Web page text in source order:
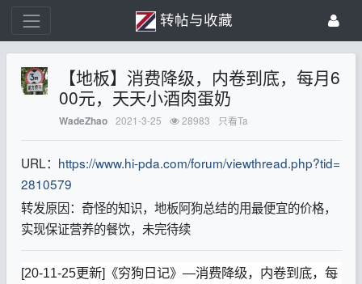
转帖与收藏
【地板】消费降级，内卷到底，每月6
00元，天天小酒肉蛋奶
WadeZhao 2021-3-25 28983 只看Ta
URL： https://www.hi-pda.com/forum/viewthread.php?tid=
2810579
转发原因：奇怪的知识，地板阿狗总结的用最便宜的价格，
实现保证营养的餐饮，未完待续
[20-11-25更新]《穷狗日记》—消费降级，内卷到底，每